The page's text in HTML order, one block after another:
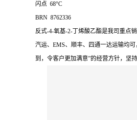
闪点 68°C
BRN 8762336
反式-4-氧基-2-丁烯酸乙酯是我司重点
汽运、EMS、顺丰、四通一达运输均
到，令客户更加满意”的经营方针，坚